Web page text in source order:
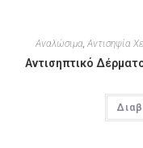
Αναλώσιμα, Αντισηψία
Αντισηπτικό